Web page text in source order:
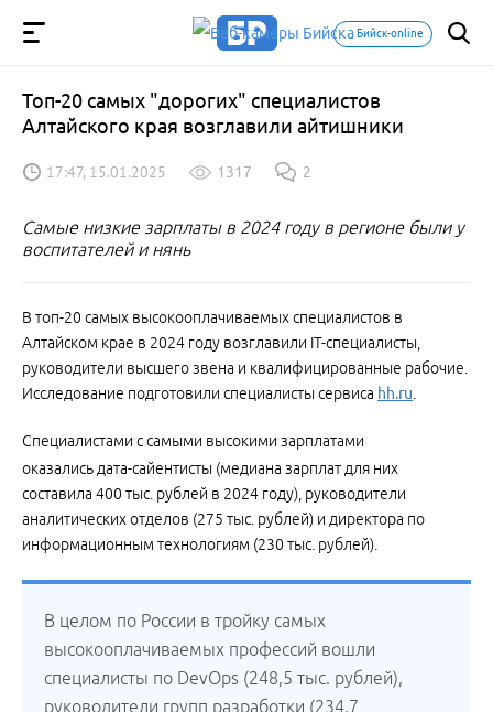
Бийск-online
Топ-20 самых "дорогих" специалистов
Алтайского края возглавили айтишники
17:47, 15.01.2025 1317 2
Самые низкие зарплаты в 2024 году в регионе были у
воспитателей и нянь
В топ-20 самых высокооплачиваемых специалистов в
Алтайском крае в 2024 году возглавили IT-специалисты,
руководители высшего звена и квалифицированные рабочие.
Исследование подготовили специалисты сервиса hh.ru
Специалистами с самыми высокими зарплатами
оказались дата-сайентисты (медиана зарплат для них
составила 400 тыс. рублей в 2024 году), руководители
аналитических отделов (275 тыс. рублей) и директора по
информационным технологиям (230 тыс. рублей).
В целом по России в тройку самых
высокооплачиваемых профессий вошли
специалисты по DevOps (248,5 тыс. рублей),
руководители групп разработки (234,7